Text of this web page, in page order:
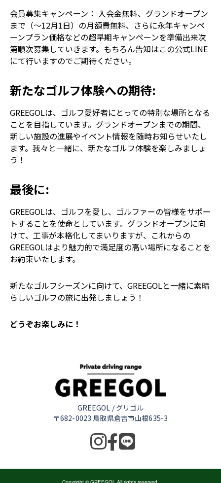
会員募集キャンペーン： 入会金無料、グランドオープン
まで（〜12月1日）の月額費無料、さらに永年キャンペ
ーンプラン価格などの超早期キャンペーンを準備出来次
第順次募集していきます。もちろん告知はこの公式LINE
にて行いますのでご期待ください。
新たなゴルフ体験への期待:
GREEGOLは、ゴルフ愛好者にとっての特別な場所となる
ことを目指しています。グランドオープンまでの期間、
新しい施設の進展やイベント情報を随時お知らせいたし
ます。我々と一緒に、新たなゴルフ体験を楽しみましょ
う！
最後に:
GREEGOLは、ゴルフを愛し、ゴルファーの皆様をサポー
トすることを使命としています。グランドオープンに向
けて、工事が本格化してまいりますが、これからの
GREEGOLはより魅力的で満足度の高い場所になることを
お約束いたします。
新たなゴルフシーズンに向けて、GREEGOLと一緒に素晴
らしいゴルフの旅に出発しましょう！
どうぞお楽しみに！
GREEGOL / グリゴル
〒682-0023 鳥取県倉吉市山根635-3